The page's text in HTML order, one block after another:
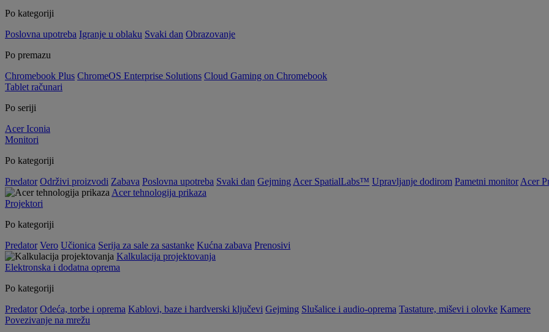
Po kategoriji
Poslovna upotreba Igranje u oblaku Svaki dan Obrazovanje
Po premazu
Chromebook Plus ChromeOS Enterprise Solutions Cloud Gaming on Chromebook
Tablet računari
Po seriji
Acer Iconia
Monitori
Po kategoriji
Predator Održivi proizvodi Zabava Poslovna upotreba Svaki dan Gejming Acer SpatialLabs™ Upravljanje dodirom Pametni monitor Acer
Acer tehnologija prikaza
Projektori
Po kategoriji
Predator Vero Učionica Serija za sale za sastanke Kućna zabava Prenosivi
Kalkulacija projektovanja
Elektronska i dodatna oprema
Po kategoriji
Predator Odeća, torbe i oprema Kablovi, baze i hardverski ključevi Gejming Slušalice i audio-oprema Tastature, miševi i olovke Kamere
Povezivanje na mrežu